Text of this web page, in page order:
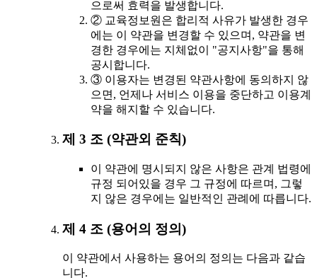
으로써 효력을 발생합니다.
② 교육정보원은 합리적 사유가 발생한 경우
에는 이 약관을 변경할 수 있으며, 약관을 변
경한 경우에는 지체없이 "공지사항"을 통해
공시합니다.
③ 이용자는 변경된 약관사항에 동의하지 않
으면, 언제나 서비스 이용을 중단하고 이용계
약을 해지할 수 있습니다.
제 3 조 (약관외 준칙)
이 약관에 명시되지 않은 사항은 관계 법령에
규정 되어있을 경우 그 규정에 따르며, 그렇
지 않은 경우에는 일반적인 관례에 따릅니다.
제 4 조 (용어의 정의)
이 약관에서 사용하는 용어의 정의는 다음과 같습
니다.